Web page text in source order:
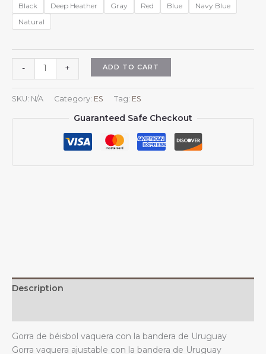
Black Deep Heather Gray Red Blue
Navy Blue
Natural
-
de
béisbol
de
mezclilla
negro
quantity
+ ADD TO CART
SKU: N/A Category: ES Tag: ES
Guaranteed Safe Checkout
Description
Gorra de béisbol vaquera con la bandera de Uruguay
Gorra vaquera ajustable con la bandera de Uruguay